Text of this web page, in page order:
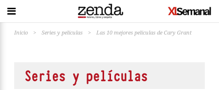
Inicio > Series y películas > Las 10 mejores películas de Cary Grant
Series y películas